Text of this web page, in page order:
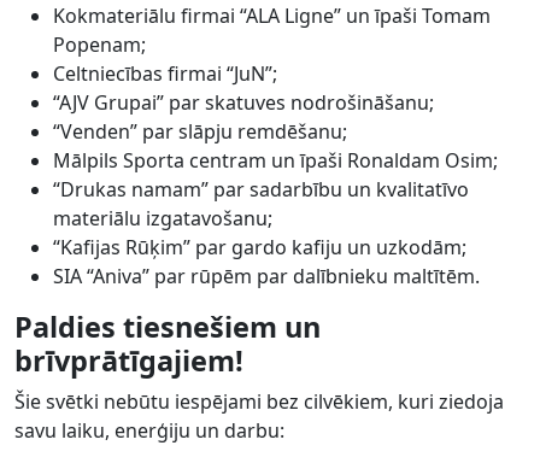
Kokmateriālu firmai “ALA Ligne” un īpaši Tomam
Popenam;
Celtniecības firmai “JuN”;
“AJV Grupai” par skatuves nodrošināšanu;
“Venden” par slāpju remdēšanu;
Mālpils Sporta centram un īpaši Ronaldam Osim;
“Drukas namam” par sadarbību un kvalitatīvo
materiālu izgatavošanu;
“Kafijas Rūķim” par gardo kafiju un uzkodām;
SIA “Aniva” par rūpēm par dalībnieku maltītēm.
Paldies tiesnešiem un
brīvprātīgajiem!
Šie svētki nebūtu iespējami bez cilvēkiem, kuri ziedoja
savu laiku, enerģiju un darbu: